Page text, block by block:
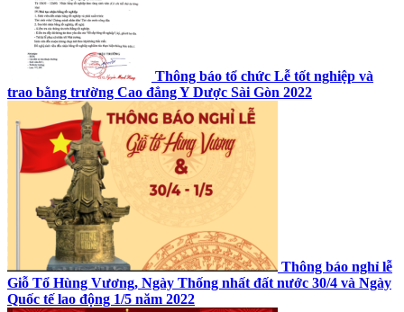
Thông báo tổ chức Lễ tốt nghiệp và
trao bằng trường Cao đẳng Y Dược Sài Gòn 2022
Thông báo nghỉ lễ
Giỗ Tổ Hùng Vương, Ngày Thống nhất đất nước 30/4 và Ngày
Quốc tế lao động 1/5 năm 2022